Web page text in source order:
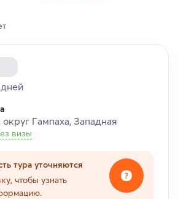
дней
Гампаха, Западная
визы
тура уточняются
чтобы узнать